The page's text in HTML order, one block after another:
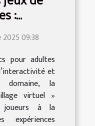
:
09:38
pour adultes
et
domaine, la
virtuel »
joueurs à la
expériences